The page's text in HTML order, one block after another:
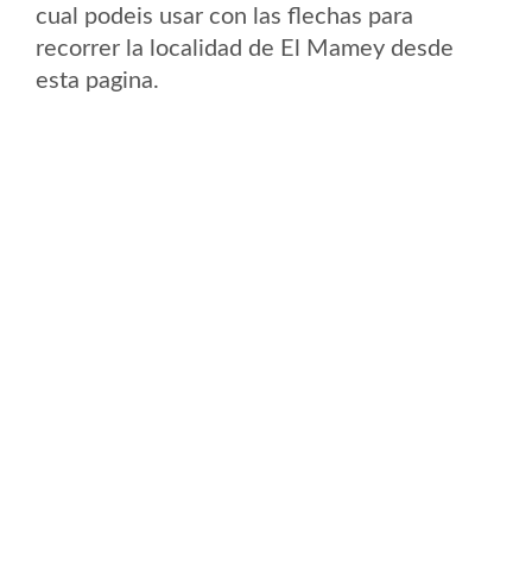
cual podeis usar con las flechas para
recorrer la localidad de El Mamey desde
esta pagina.